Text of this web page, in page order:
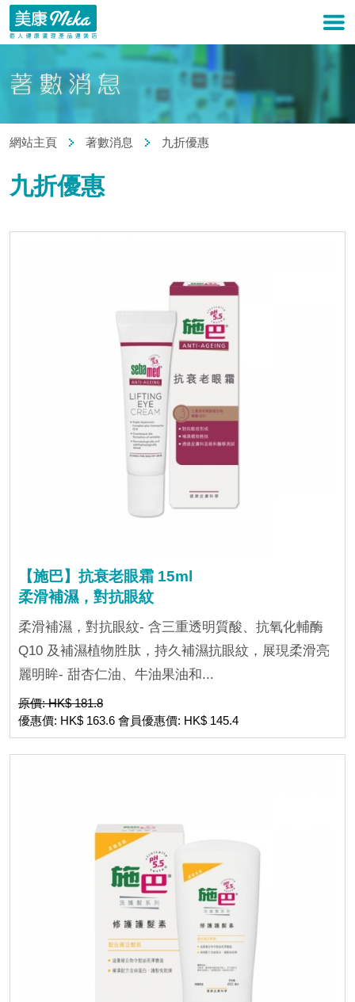
網站主頁 著數消息 九折優惠
九折優惠
【施巴】抗衰老眼霜 15ml
柔滑補濕，對抗眼紋
柔滑補濕，對抗眼紋- 含三重透明質酸、抗氧化輔酶
Q10 及補濕植物胜肽，持久補濕抗眼紋，展現柔滑亮
麗明眸- 甜杏仁油、牛油果油和...
原價: HK$ 181.8
優惠價: HK$ 163.6 會員優惠價: HK$ 145.4